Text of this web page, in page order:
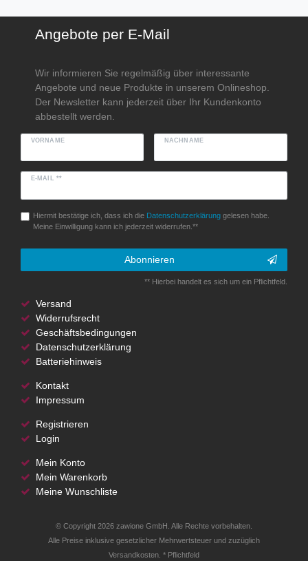
Angebote per E-Mail
Wir informieren Sie regelmäßig über interessante
Angebote und neue Produkte in unserem Onlineshop.
Der Newsletter kann jederzeit über Ihr Kundenkonto
abbestellt werden.
VORNAME NACHNAME
E-MAIL **
Hiermit bestätige ich, dass ich die Daten­schutz­erklärunggelesen habe.
Meine Einwilligung kann ich jederzeit widerrufen.**
Abonnieren
** Hierbei handelt es sich um ein Pflichtfeld.
Versand
Widerrufsrecht
Geschäftsbedingungen
Datenschutzerklärung
Batteriehinweis
Kontakt
Impressum
Registrieren
Login
Mein Konto
Mein Warenkorb
Meine Wunschliste
© Copyright 2026 zawione GmbH. Alle Rechte vorbehalten.
Alle Preise inklusive gesetzlicher Mehrwertsteuer und zuzüglich
Versandkosten. * Pflichtfeld